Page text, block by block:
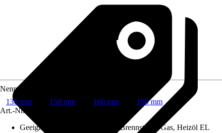
Nenndurchmesser
130 mm
150 mm 160 mm
180 mm
Art.-Nr.
Geeignet für Brennstoffe
Feste Brennstoffe, Gas, Heizöl EL